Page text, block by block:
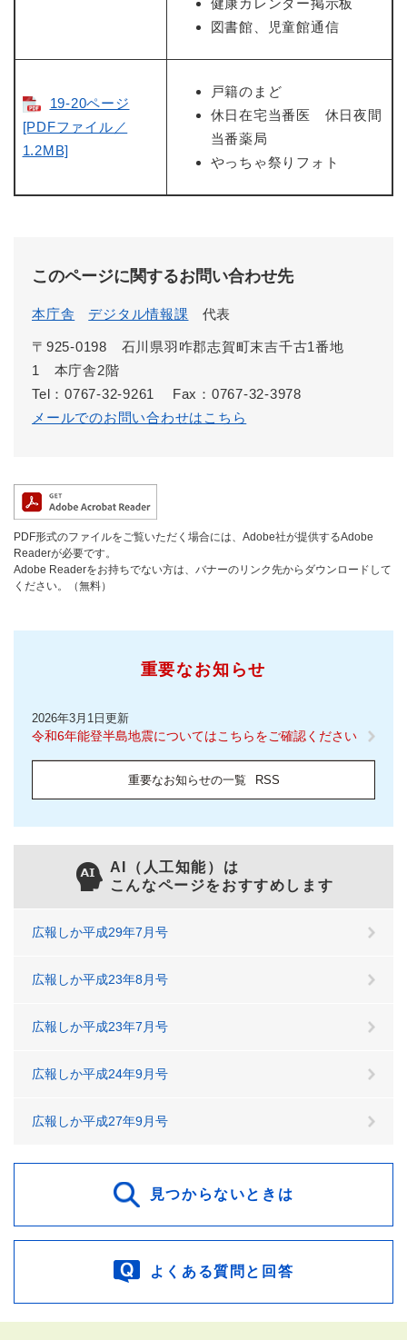
健康カレンダー掲示板
図書館、児童館通信
19-20ページ
[PDFファイル／
1.2MB]
戸籍のまど
休日在宅当番医 休日夜間
当番薬局
やっちゃ祭りフォト
このページに関するお問い合わせ先
本庁舎 デジタル情報課 代表
〒925-0198 石川県羽咋郡志賀町末吉千古1番地
1 本庁舎2階
Tel：0767-32-9261
Fax：0767-32-3978
メールでのお問い合わせはこちら
PDF形式のファイルをご覧いただく場合には、Adobe社が提供するAdobe
Readerが必要です。
Adobe Readerをお持ちでない方は、バナーのリンク先からダウンロードして
ください。（無料）
重要なお知らせ
2026年3月1日更新
令和6年能登半島地震についてはこちらをご確認ください
重要なお知らせの一覧 RSS
AI（人工知能）は
こんなページをおすすめします
広報しか平成29年7月号
広報しか平成23年8月号
広報しか平成23年7月号
広報しか平成24年9月号
広報しか平成27年9月号
見つからないときは
よくある質問と回答